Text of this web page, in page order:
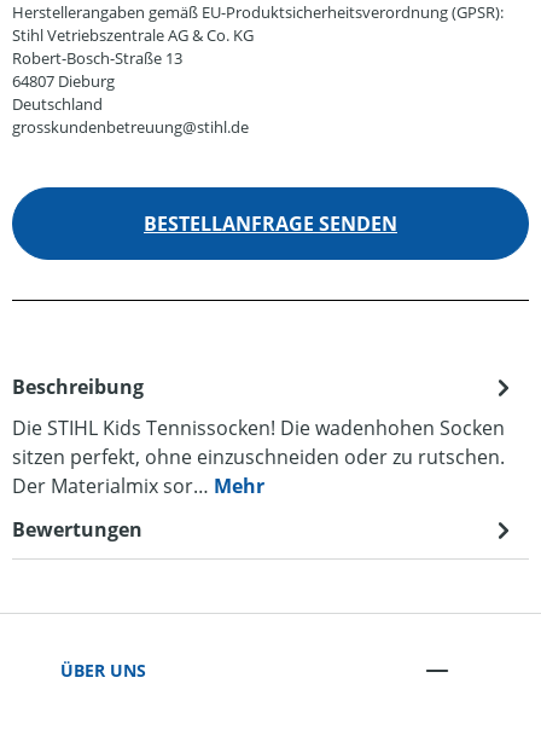
Herstellerangaben gemäß EU-Produktsicherheitsverordnung (GPSR):
Stihl Vetriebszentrale AG & Co. KG
Robert-Bosch-Straße 13
64807 Dieburg
Deutschland
grosskundenbetreuung@stihl.de
BESTELLANFRAGE SENDEN
Beschreibung
Die STIHL Kids Tennissocken! Die wadenhohen Socken
sitzen perfekt, ohne einzuschneiden oder zu rutschen.
Der Materialmix sor… Mehr
Bewertungen
ÜBER UNS